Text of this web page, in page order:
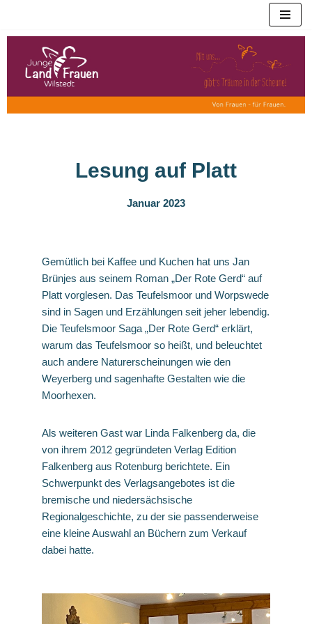
Zum
springen
Lesung auf Platt
Januar 2023
Gemütlich bei Kaffee und Kuchen hat uns Jan
Brünjes aus seinem Roman „Der Rote Gerd“ auf
Platt vorglesen. Das Teufelsmoor und Worpswede
sind in Sagen und Erzählungen seit jeher lebendig.
Die Teufelsmoor Saga „Der Rote Gerd“ erklärt,
warum das Teufelsmoor so heißt, und beleuchtet
auch andere Naturerscheinungen wie den
Weyerberg und sagenhafte Gestalten wie die
Moorhexen.
Als weiteren Gast war Linda Falkenberg da, die
von ihrem 2012 gegründeten Verlag Edition
Falkenberg aus Rotenburg berichtete. Ein
Schwerpunkt des Verlagsangebotes ist die
bremische und niedersächsische
Regionalgeschichte, zu der sie passenderweise
eine kleine Auswahl an Büchern zum Verkauf
dabei hatte.